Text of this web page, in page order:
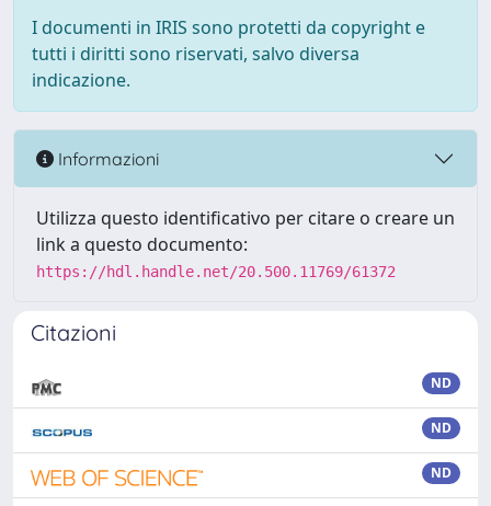
I documenti in IRIS sono protetti da copyright e
tutti i diritti sono riservati, salvo diversa
indicazione.
Informazioni
Utilizza questo identificativo per citare o creare un
link a questo documento:
https://hdl.handle.net/20.500.11769/61372
Citazioni
ND
ND
ND